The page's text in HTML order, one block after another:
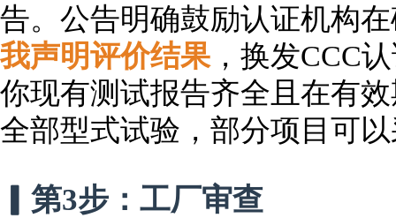
告。公告明确鼓励认证机构
我声明评价结果，换发CCC
你现有测试报告齐全且在有
全部型式试验，部分项目可
▎第3步：工厂审查